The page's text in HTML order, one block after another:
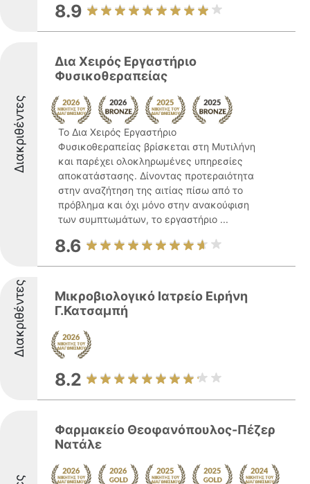
8.9
Διακριθέντες
Δια Χειρός Εργαστήριο
Φυσικοθεραπείας
Το Δια Χειρός Εργαστήριο
Φυσικοθεραπείας βρίσκεται στη Μυτιλήνη
και παρέχει ολοκληρωμένες υπηρεσίες
αποκατάστασης. Δίνοντας προτεραιότητα
στην αναζήτηση της αιτίας πίσω από το
πρόβλημα και όχι μόνο στην ανακούφιση
των συμπτωμάτων, το εργαστήριο ...
8.6
Διακριθέντες
Μικροβιολογικό Ιατρείο Ειρήνη
Γ.Κατσαμπή
8.2
Φαρμακείο Θεοφανόπουλος-Πέζερ
Νατάλε